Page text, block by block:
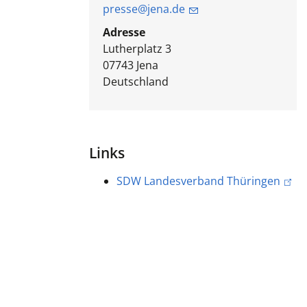
presse@jena.de
Adresse
Lutherplatz 3
07743 Jena
Deutschland
Links
SDW Landesverband Thüringen